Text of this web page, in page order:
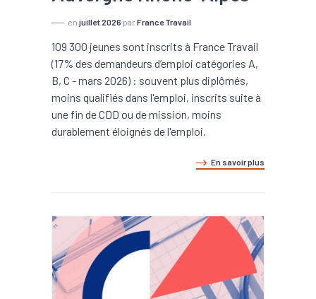
en juillet 2026 par France Travail
109 300 jeunes sont inscrits à France Travail
(17% des demandeurs d’emploi catégories A,
B, C - mars 2026) : souvent plus diplômés,
moins qualifiés dans l'emploi, inscrits suite à
une fin de CDD ou de mission, moins
durablement éloignés de l'emploi.
En savoir plus